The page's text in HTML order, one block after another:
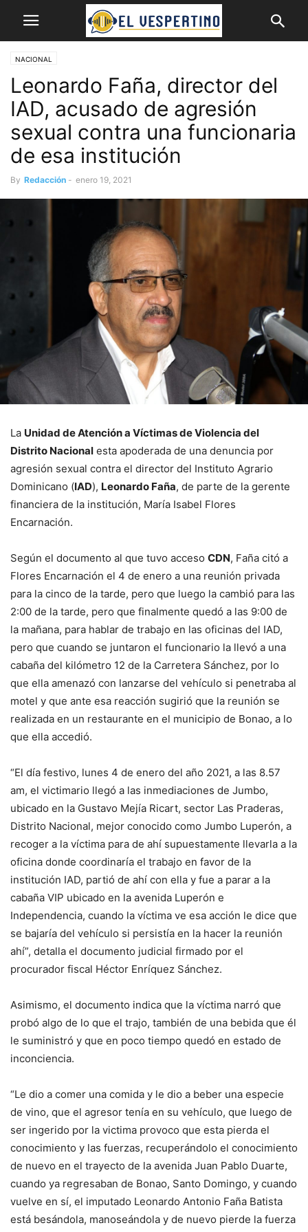
NACIONAL
Leonardo Faña, director del
IAD, acusado de agresión
sexual contra una funcionaria
de esa institución
By Redacción - enero 19, 2021
La Unidad de Atención a Víctimas de Violencia del
Distrito Nacional esta apoderada de una denuncia por
agresión sexual contra el director del Instituto Agrario
Dominicano (IAD), Leonardo Faña, de parte de la gerente
financiera de la institución, María Isabel Flores
Encarnación.
Según el documento al que tuvo acceso CDN, Faña citó a
Flores Encarnación el 4 de enero a una reunión privada
para la cinco de la tarde, pero que luego la cambió para las
2:00 de la tarde, pero que finalmente quedó a las 9:00 de
la mañana, para hablar de trabajo en las oficinas del IAD,
pero que cuando se juntaron el funcionario la llevó a una
cabaña del kilómetro 12 de la Carretera Sánchez, por lo
que ella amenazó con lanzarse del vehículo si penetraba al
motel y que ante esa reacción sugirió que la reunión se
realizada en un restaurante en el municipio de Bonao, a lo
que ella accedió.
“El día festivo, lunes 4 de enero del año 2021, a las 8.57
am, el victimario llegó a las inmediaciones de Jumbo,
ubicado en la Gustavo Mejía Ricart, sector Las Praderas,
Distrito Nacional, mejor conocido como Jumbo Luperón, a
recoger a la víctima para de ahí supuestamente llevarla a la
oficina donde coordinaría el trabajo en favor de la
institución IAD, partió de ahí con ella y fue a parar a la
cabaña VIP ubicado en la avenida Luperón e
Independencia, cuando la víctima ve esa acción le dice que
se bajaría del vehículo si persistía en la hacer la reunión
ahí”, detalla el documento judicial firmado por el
procurador fiscal Héctor Enríquez Sánchez.
Asimismo, el documento indica que la víctima narró que
probó algo de lo que el trajo, también de una bebida que él
le suministró y que en poco tiempo quedó en estado de
inconciencia.
“Le dio a comer una comida y le dio a beber una especie
de vino, que el agresor tenía en su vehículo, que luego de
ser ingerido por la victima provoco que esta pierda el
conocimiento y las fuerzas, recuperándolo el conocimiento
de nuevo en el trayecto de la avenida Juan Pablo Duarte,
cuando ya regresaban de Bonao, Santo Domingo, y cuando
vuelve en sí, el imputado Leonardo Antonio Faña Batista
está besándola, manoseándola y de nuevo pierde la fuerza